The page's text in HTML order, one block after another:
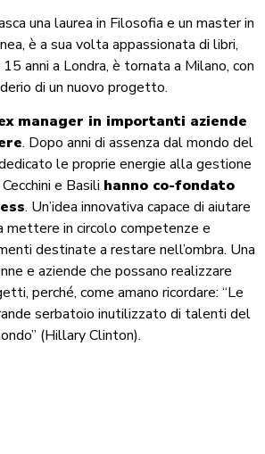
una laurea in Filosofia e un master in
è a sua volta appassionata di libri,
anni a Londra, è tornata a Milano, con
di un nuovo progetto.
manager in importanti aziende
. Dopo anni di assenza dal mondo del
le proprie energie alla gestione
e Basili hanno co-fondato
. Un’idea innovativa capace di aiutare
mettere in circolo competenze e
destinate a restare nell’ombra. Una
e aziende che possano realizzare
perché, come amano ricordare: “Le
serbatoio inutilizzato di talenti del
(Hillary Clinton).